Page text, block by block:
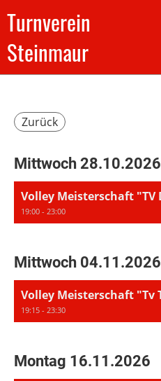
Turnverein
Steinmaur
Zurück
Mittwoch 28.10.2026
19:00 - 23:00
Mittwoch 04.11.2026
19:15 - 23:30
Montag 16.11.2026